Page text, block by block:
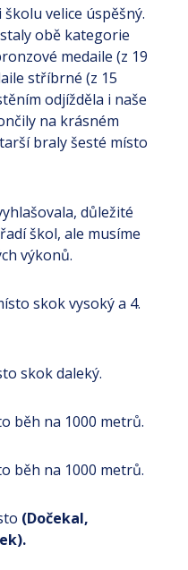
velice úspěšný.
obě kategorie
medaile (z 19
stříbrné (z 15
odjížděla i naše
na krásném
braly šesté místo
důležité
škol, ale musíme
výkonů.
skok vysoký a 4.
skok daleký.
běh na 1000 metrů.
běh na 1000 metrů.
(Dočekal,